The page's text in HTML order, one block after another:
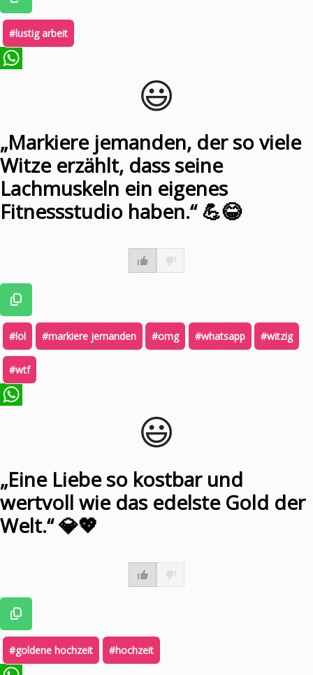
#lustig arbeit
😃️
„Markiere jemanden, der so viele
Witze erzählt, dass seine
Lachmuskeln ein eigenes
Fitnessstudio haben.“ 💪😂
#lol #markiere jemanden #omg #whatsapp #witzig
#wtf
😃️
„Eine Liebe so kostbar und
wertvoll wie das edelste Gold der
Welt.“ 💎💖
#goldene hochzeit #hochzeit